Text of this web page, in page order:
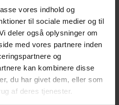
vores indhold og
til sociale medier og til
deler også oplysninger om
med vores partnere inden
og
kan kombinere disse
du har givet dem, eller som
af deres tjenester.
kaffe/te.
12. marts via link :
– Aarhus